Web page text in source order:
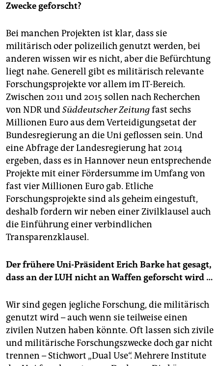
Zwecke geforscht?
Bei manchen Projekten ist klar, dass sie
militärisch oder polizeilich genutzt werden, bei
anderen wissen wir es nicht, aber die Befürchtung
liegt nahe. Generell gibt es militärisch relevante
Forschungsprojekte vor allem im IT-Bereich.
Zwischen 2011 und 2015 sollen nach Recherchen
von NDR undSüddeutscher Zeitungfast sechs
Millionen Euro aus dem Verteidigungsetat der
Bundesregierung an die Uni geflossen sein. Und
eine Abfrage der Landesregierung hat 2014
ergeben, dass es in Hannover neun entsprechende
Projekte mit einer Fördersumme im Umfang von
fast vier Millionen Euro gab. Etliche
Forschungsprojekte sind als geheim eingestuft,
deshalb fordern wir neben einer Zivilklausel auch
die Einführung einer verbindlichen
Transparenzklausel.
Der frühere Uni-Präsident Erich Barke hat gesagt,
dass an der LUH nicht an Waffen geforscht wird …
Wir sind gegen jegliche Forschung, die militärisch
genutzt wird – auch wenn sie teilweise einen
zivilen Nutzen haben könnte. Oft lassen sich zivile
und militärische Forschungszwecke doch gar nicht
trennen – Stichwort „Dual Use“. Mehrere Institute